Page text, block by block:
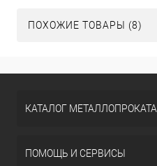
ПОХОЖИЕ ТОВАРЫ (8)
КАТАЛОГ МЕТАЛЛОПРОКАТА
ПОМОЩЬ И СЕРВИСЫ